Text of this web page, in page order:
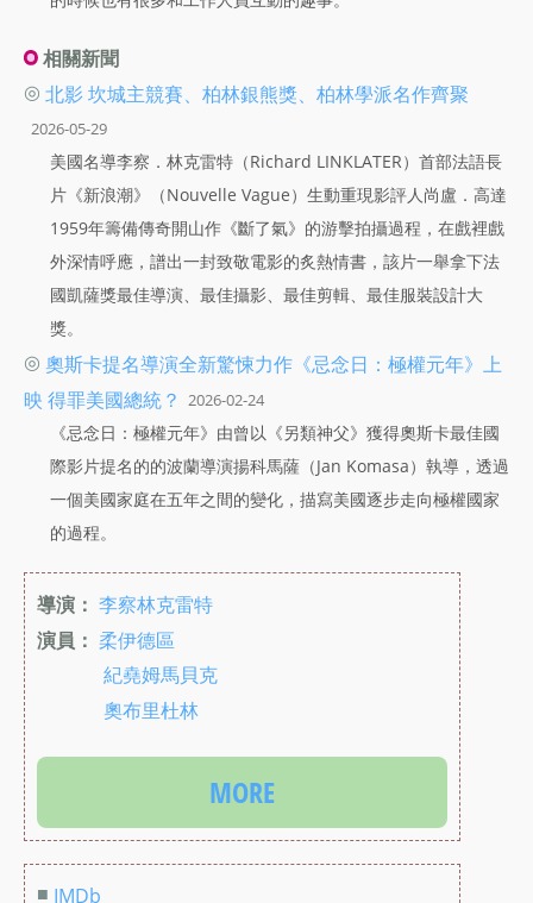
相關新聞
◎ 北影 坎城主競賽、柏林銀熊獎、柏林學派名作齊聚
2026-05-29
美國名導李察．林克雷特（Richard LINKLATER）首部法語長
片《新浪潮》（Nouvelle Vague）生動重現影評人尚盧．高達
1959年籌備傳奇開山作《斷了氣》的游擊拍攝過程，在戲裡戲
外深情呼應，譜出一封致敬電影的炙熱情書，該片一舉拿下法
國凱薩獎最佳導演、最佳攝影、最佳剪輯、最佳服裝設計大
獎。
◎ 奧斯卡提名導演全新驚悚力作《忌念日：極權元年》上
映 得罪美國總統？ 2026-02-24
《忌念日：極權元年》由曾以《另類神父》獲得奧斯卡最佳國
際影片提名的的波蘭導演揚科馬薩（Jan Komasa）執導，透過
一個美國家庭在五年之間的變化，描寫美國逐步走向極權國家
的過程。
導演： 李察林克雷特
演員： 柔伊德區
紀堯姆馬貝克
奧布里杜林
MORE
■ IMDb